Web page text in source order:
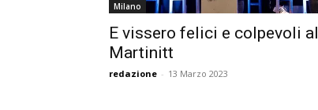
Milano
E vissero felici e colpevoli al
Martinitt
redazione - 13 Marzo 2023